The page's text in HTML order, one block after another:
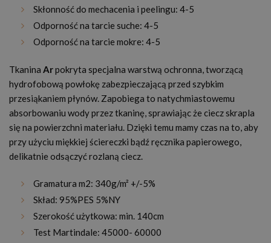
Skłonność do mechacenia i peelingu: 4-5
Odporność na tarcie suche: 4-5
Odporność na tarcie mokre: 4-5
Tkanina Arpokryta specjalna warstwą ochronna, tworzącą
hydrofobową powłokę zabezpieczającą przed szybkim
przesiąkaniem płynów. Zapobiega to natychmiastowemu
absorbowaniu wody przez tkaninę, sprawiając że ciecz skrapla
się na powierzchni materiału. Dzięki temu mamy czas na to, aby
przy użyciu miękkiej ściereczki bądź ręcznika papierowego,
delikatnie odsączyć rozlaną ciecz.
Gramatura m2: 340g/m² +/-5%
Skład: 95%PES 5%NY
Szerokość użytkowa: min. 140cm
Test Martindale: 45000- 60000